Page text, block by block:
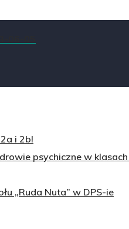
i 2b!
psychiczne w
„Ruda Nuta” w DPS-ie